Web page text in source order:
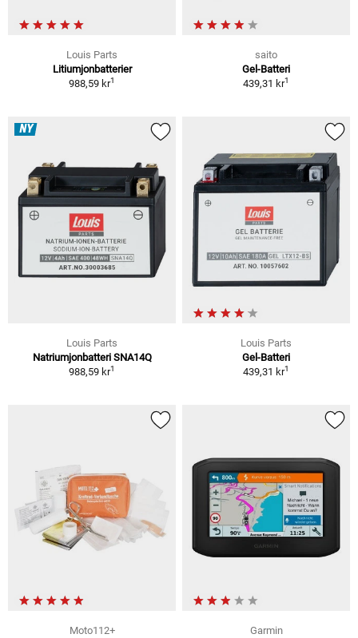
Louis Parts
Litiumjonbatterier
988,59 kr1
saito
Gel-Batteri
439,31 kr1
NY
Louis Parts
Natriumjonbatteri SNA14Q
988,59 kr1
Louis Parts
Gel-Batteri
439,31 kr1
Moto112+
Garmin